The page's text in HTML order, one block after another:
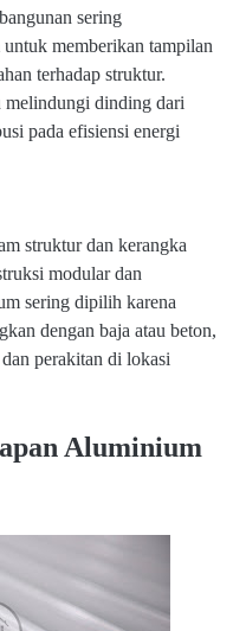
sering
memberikan tampilan
terhadap struktur.
dinding dari
pada efisiensi energi
struktur dan kerangka
modular dan
sering dipilih karena
dengan baja atau beton,
perakitan di lokasi
Aluminium